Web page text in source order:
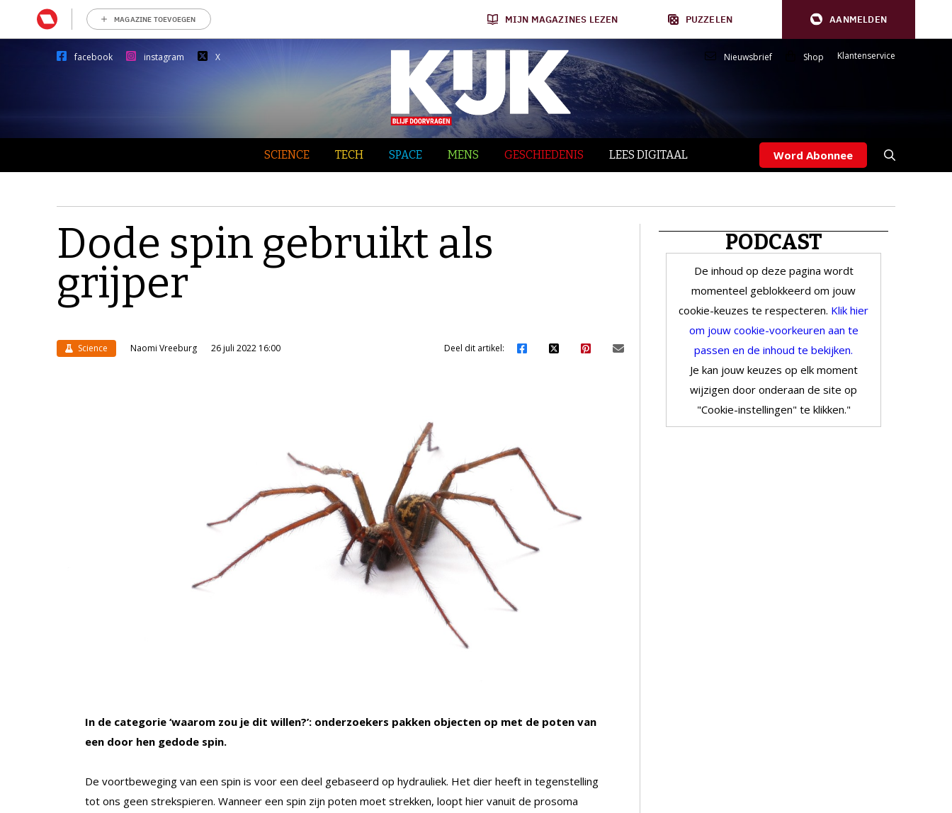
MAGAZINE TOEVOEGEN MIJN MAGAZINES LEZEN PUZZELEN AANMELDEN
facebook instagram X Nieuwsbrief Shop Klantenservice
SCIENCE TECH SPACE MENS GESCHIEDENIS LEES DIGITAAL Word Abonnee
Dode spin gebruikt als
grijper
Science Naomi Vreeburg 26 juli 2022 16:00 Deel dit artikel:
In de categorie ‘waarom zou je dit willen?’: onderzoekers pakken objecten op met de poten van
een door hen gedode spin.
De voortbeweging van een spin is voor een deel gebaseerd op hydrauliek. Het dier heeft in tegenstelling
tot ons geen strekspieren. Wanneer een spin zijn poten moet strekken, loopt hier vanuit de prosoma
PODCAST
De inhoud op deze pagina wordt
momenteel geblokkeerd om jouw
cookie-keuzes te respecteren. Klik hier
om jouw cookie-voorkeuren aan te
passen en de inhoud te bekijken.
Je kan jouw keuzes op elk moment
wijzigen door onderaan de site op
"Cookie-instellingen" te klikken."